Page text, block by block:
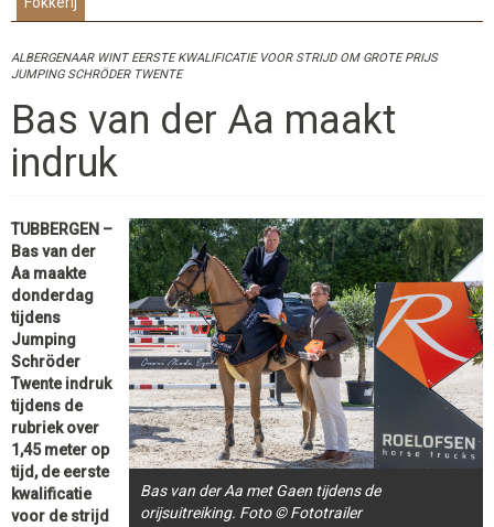
ALBERGENAAR WINT EERSTE KWALIFICATIE VOOR STRIJD OM GROTE PRIJS
JUMPING SCHRÖDER TWENTE
Bas van der Aa maakt
indruk
Bas van der Aa met Gaen tijdens de
orijsuitreiking. Foto © Fototrailer
TUBBERGEN –
Bas van der
Aa maakte
donderdag
tijdens
Jumping
Schröder
Twente indruk
tijdens de
rubriek over
1,45 meter op
tijd, de eerste
kwalificatie
voor de strijd